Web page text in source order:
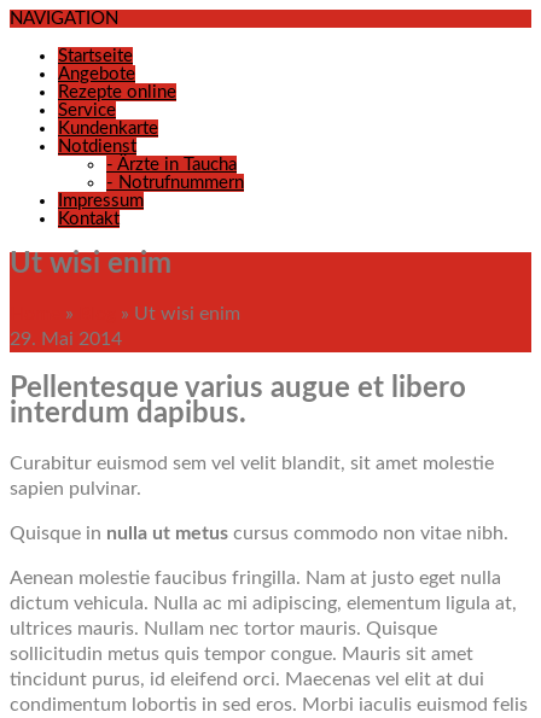
NAVIGATION
Startseite
Angebote
Rezepte online
Service
Kundenkarte
Notdienst
- Ärzte in Taucha
- Notrufnummern
Impressum
Kontakt
Ut wisi enim
» » Ut wisi enim
29. Mai 2014
Pellentesque varius augue et libero
interdum dapibus.
Curabitur euismod sem vel velit blandit, sit amet molestie
sapien pulvinar.
Quisque in nulla ut metus cursus commodo non vitae nibh.
Aenean molestie faucibus fringilla. Nam at justo eget nulla
dictum vehicula. Nulla ac mi adipiscing, elementum ligula at,
ultrices mauris. Nullam nec tortor mauris. Quisque
sollicitudin metus quis tempor congue. Mauris sit amet
tincidunt purus, id eleifend orci. Maecenas vel elit at dui
condimentum lobortis in sed eros. Morbi iaculis euismod felis